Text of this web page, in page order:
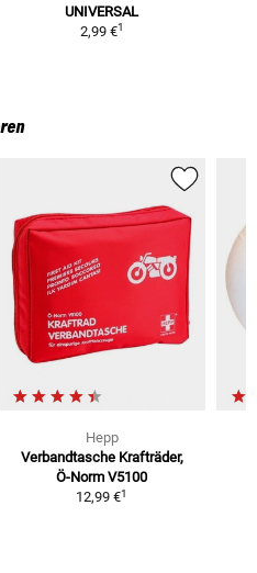
UNIVERSAL
2,99 €1
Hepp
Verbandtasche Krafträder,
Ö-Norm V5100
12,99 €1